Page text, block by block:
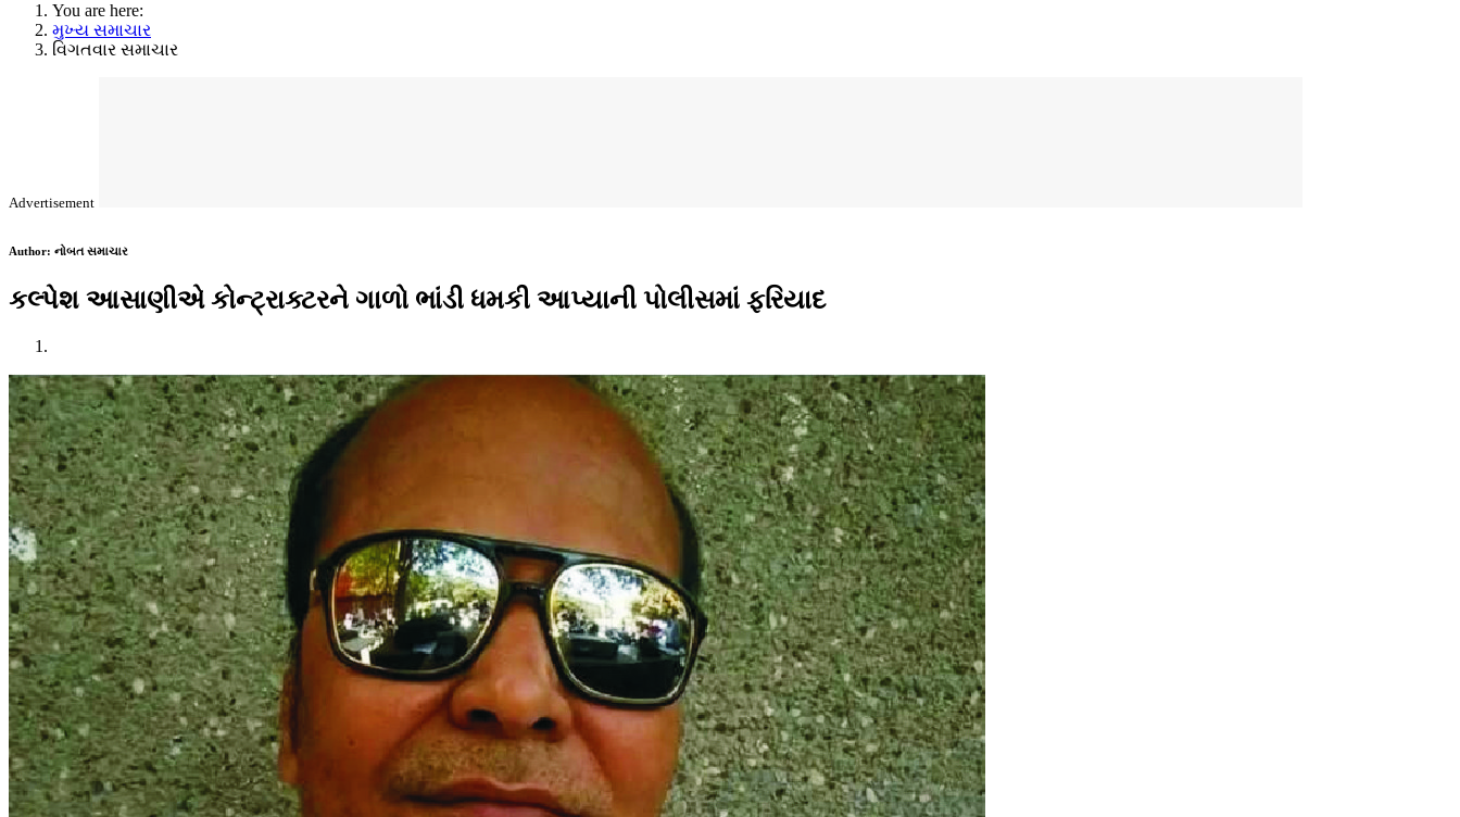
You are here:
મુખ્ય સમાચાર
વિગતવાર સમાચાર
Advertisement
Author: નોબત સમાચાર
કલ્પેશ આસાણીએ કોન્ટ્રાક્ટરને ગાળો ભાંડી ધમકી આપ્યાની પોલીસમાં ફરિયાદ